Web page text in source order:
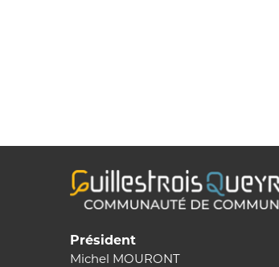
Président
Michel MOURONT